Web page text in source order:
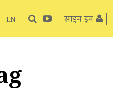
EN साइन इन